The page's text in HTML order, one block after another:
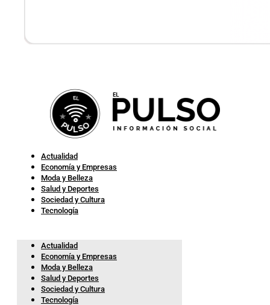
Actualidad
Economía y Empresas
Moda y Belleza
Salud y Deportes
Sociedad y Cultura
Tecnología
Actualidad
Economía y Empresas
Moda y Belleza
Salud y Deportes
Sociedad y Cultura
Tecnología